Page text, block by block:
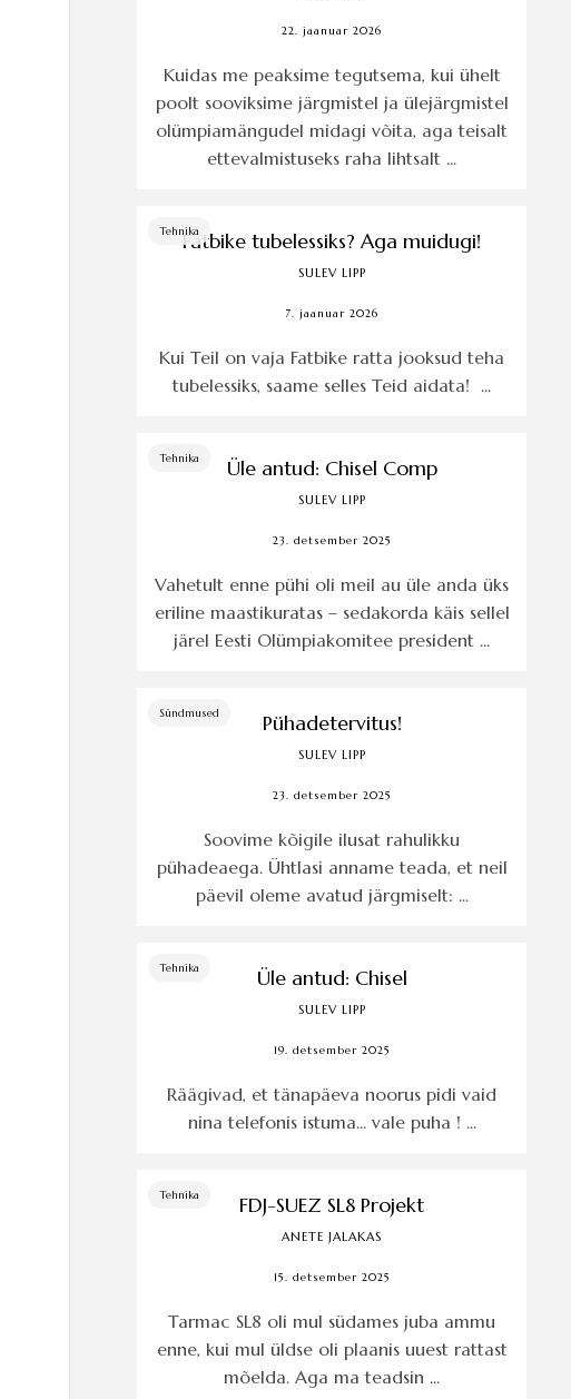
22. jaanuar 2026
Kuidas me peaksime tegutsema, kui ühelt
poolt sooviksime järgmistel ja ülejärgmistel
olümpiamängudel midagi võita, aga teisalt
ettevalmistuseks raha lihtsalt ...
TehnikaFatbike tubelessiks? Aga muidugi!
SULEV LIPP
7. jaanuar 2026
Kui Teil on vaja Fatbike ratta jooksud teha
tubelessiks, saame selles Teid aidata! ...
Tehnika Üle antud: Chisel Comp
SULEV LIPP
23. detsember 2025
Vahetult enne pühi oli meil au üle anda üks
eriline maastikuratas – sedakorda käis sellel
järel Eesti Olümpiakomitee president ...
Sündmused Pühadetervitus!
SULEV LIPP
23. detsember 2025
Soovime kõigile ilusat rahulikku
pühadeaega. Ühtlasi anname teada, et neil
päevil oleme avatud järgmiselt: ...
Tehnika Üle antud: Chisel
SULEV LIPP
19. detsember 2025
Räägivad, et tänapäeva noorus pidi vaid
nina telefonis istuma... vale puha ! ...
Tehnika FDJ-SUEZ SL8 Projekt
ANETE JALAKAS
15. detsember 2025
Tarmac SL8 oli mul südames juba ammu
enne, kui mul üldse oli plaanis uuest rattast
mõelda. Aga ma teadsin ...